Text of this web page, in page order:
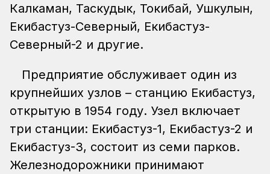
Калкаман, Таскудык, Токибай, Ушкулын,
Екибастуз-Северный, Екибастуз-
Северный-2 и другие.
Предприятие обслуживает один из
крупнейших узлов – станцию Екибастуз,
открытую в 1954 году. Узел включает
три станции: Екибастуз-1, Екибастуз-2 и
Екибастуз-3, состоит из семи парков.
Железнодорожники принимают